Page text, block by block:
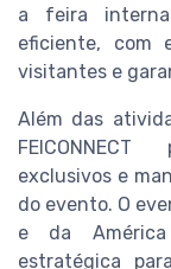
a feira
eficiente, com
visitantes e
Além das
exclusivos e
do evento. O
e da
estratégica